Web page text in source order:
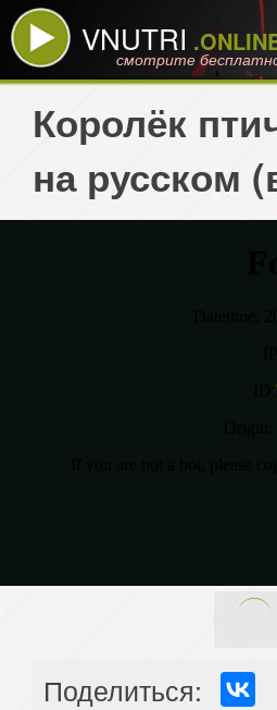
VNUTRI
смотрите
Королёк
на русском
Поделиться: